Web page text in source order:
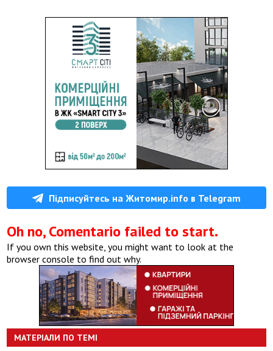
Підписуйтесь на Житомир.info в Telegram
Oh no, Comentario failed to start.
If you own this website, you might want to look at the
browser console to find out why.
МАТЕРІАЛИ ПО ТЕМІ